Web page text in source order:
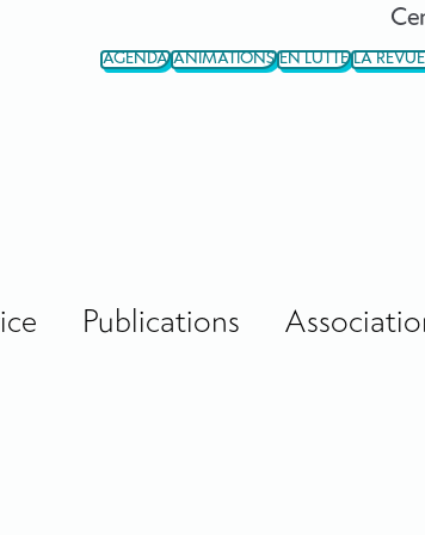
AGENDA ANIMATIONS EN LUTTE LA
Publications